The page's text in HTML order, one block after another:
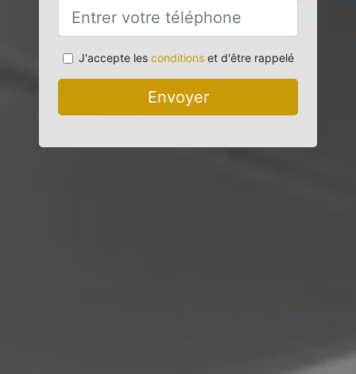
J'accepte les conditionset d'être rappelé
Envoyer